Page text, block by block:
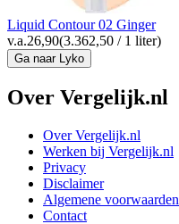
Liquid Contour 02 Ginger
v.a.26,90(3.362,50 / 1 liter)
Ga naar Lyko
Over Vergelijk.nl
Over Vergelijk.nl
Werken bij Vergelijk.nl
Privacy
Disclaimer
Algemene voorwaarden
Contact